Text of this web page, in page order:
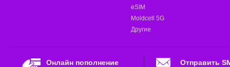
eSIM
Moldcell 5G
Другие
Онлайн пополнение Отправить